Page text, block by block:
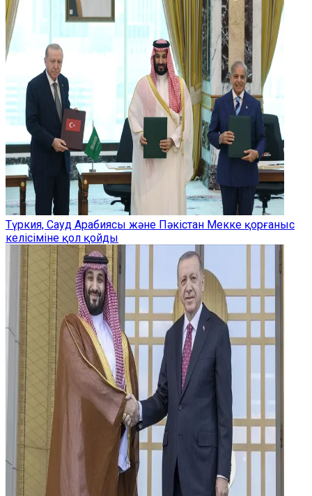
Түркия, Сауд Арабиясы және Пәкістан Мекке қорғаныс
келісіміне қол қойды